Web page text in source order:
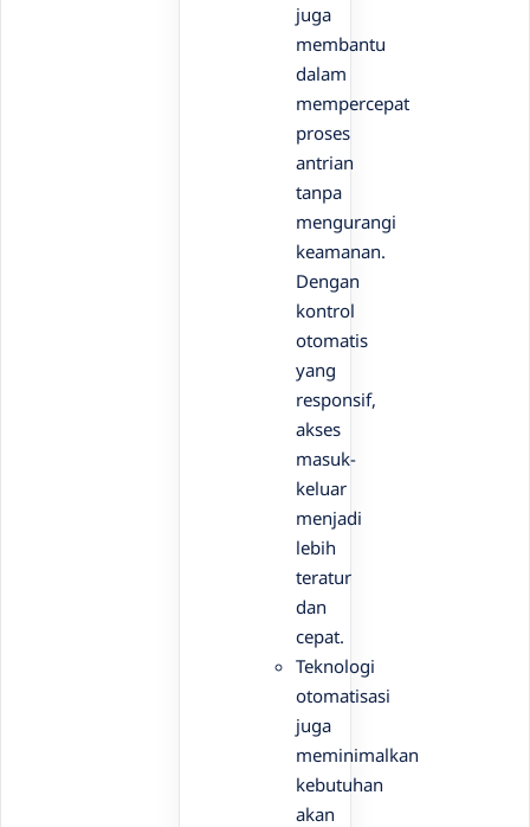
juga
membantu
dalam
mempercepat
proses
antrian
tanpa
mengurangi
keamanan.
Dengan
kontrol
otomatis
yang
responsif,
akses
masuk-
keluar
menjadi
lebih
teratur
dan
cepat.
Teknologi
otomatisasi
juga
meminimalkan
kebutuhan
akan